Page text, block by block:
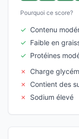
Pourquoi ce score?
✓ Contenu
✓ Faible en
✓ Protéines
✗
Charge
✗
Contient des
✗
Sodium élevé